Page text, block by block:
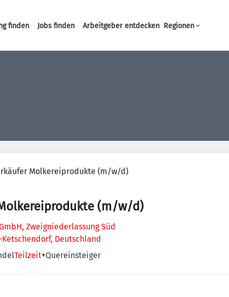
Haupt-Navigation
finden Jobs finden Arbeitgeber entdecken Regionen
Molkereiprodukte (m/w/d)
(m/w/d)
Zweigniederlassung Süd
Ketschendorf, Deutschland
Teilzeit+Quereinsteiger